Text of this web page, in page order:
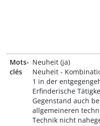
Mots-
clés
Neuheit (ja)
Neuheit -
1 in der
Erfinderische
Gegenstand auch
allgemeineren
Technik nicht